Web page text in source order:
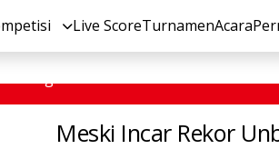
Live ScoreTurnamenAcara
Meski Incar Rekor